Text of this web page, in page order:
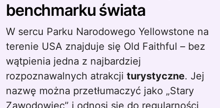
benchmarku świata
W sercu Parku Narodowego Yellowstone na
terenie USA znajduje się Old Faithful – bez
wątpienia jedna z najbardziej
rozpoznawalnych atrakcji turystyczne. Jej
nazwę można przetłumaczyć jako „Stary
Zawodowiec” i odnosi się do regularności